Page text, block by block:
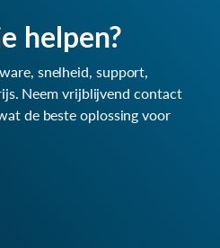
helpen?
snelheid, support,
Neem vrijblijvend contact
de beste oplossing voor